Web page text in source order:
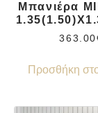
Μπανιέρα
363.00
Προσθήκη